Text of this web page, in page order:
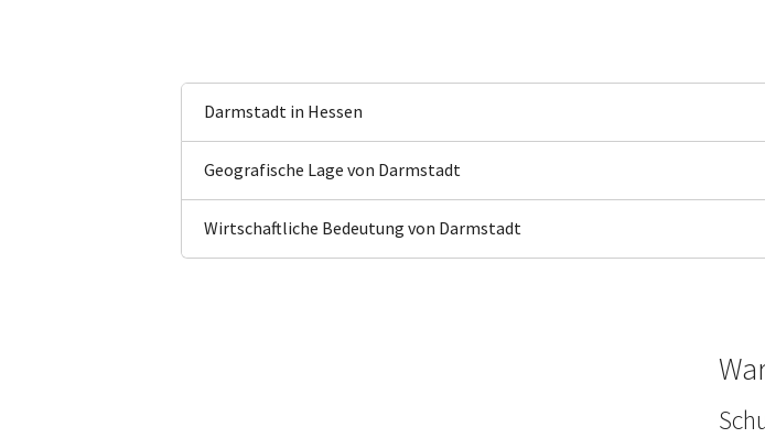
Darmstadt in Hessen
Geografische Lage von Darmstadt
Wirtschaftliche Bedeutung von Darmstadt